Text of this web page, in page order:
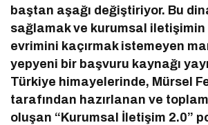
baştan aşağı değiştiriyor. Bu
sağlamak ve kurumsal iletişimin
evrimini kaçırmak istemeyen
yepyeni bir başvuru kaynağı
Türkiye himayelerinde, Mürsel
tarafından hazırlanan ve
oluşan “Kurumsal İletişim 2.0”